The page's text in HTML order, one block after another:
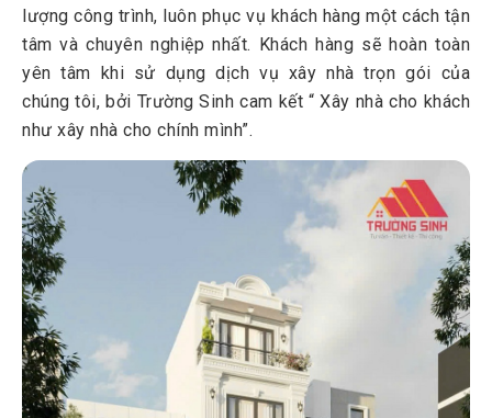
lượng công trình, luôn phục vụ khách hàng một cách tận
tâm và chuyên nghiệp nhất. Khách hàng sẽ hoàn toàn
yên tâm khi sử dụng dịch vụ xây nhà trọn gói của
chúng tôi, bởi Trường Sinh cam kết “ Xây nhà cho khách
như xây nhà cho chính mình”.